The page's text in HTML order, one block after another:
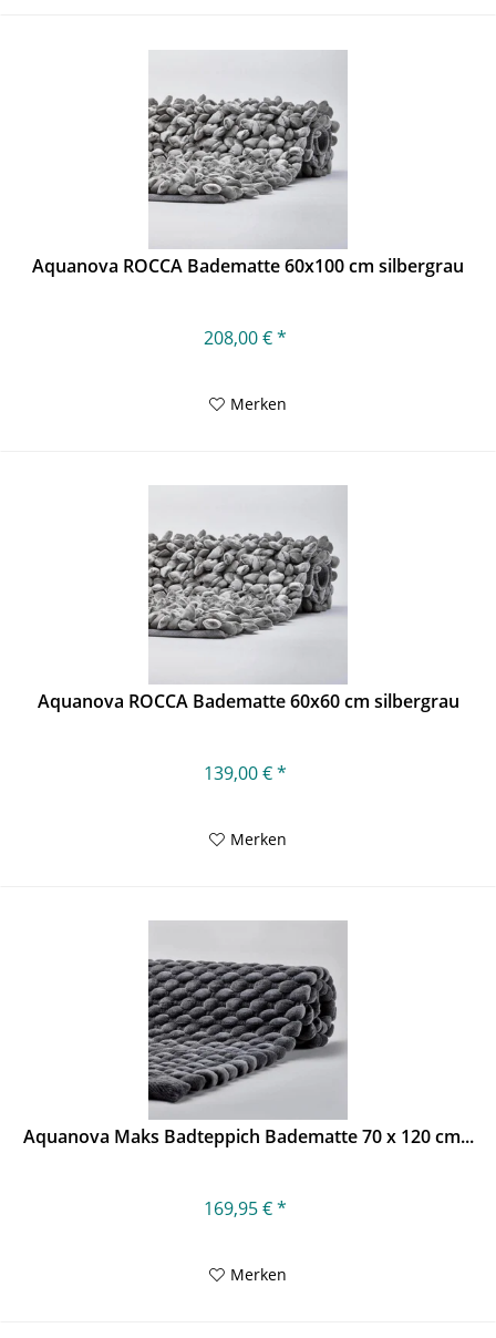
Aquanova ROCCA Badematte 60x100 cm silbergrau
208,00 € *
Merken
Aquanova ROCCA Badematte 60x60 cm silbergrau
139,00 € *
Merken
Aquanova Maks Badteppich Badematte 70 x 120 cm...
169,95 € *
Merken